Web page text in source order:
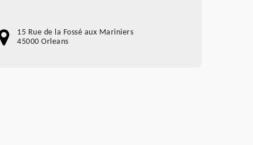
15 Rue de la Fossé aux Mariniers
45000 Orleans